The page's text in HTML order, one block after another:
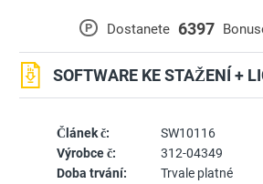
Článek č:
SW10116
Výrobce č:
312-04349
Doba trvání:
Trvale platné
P Dostanete 6397
SOFTWARE KE STAŽENÍ +